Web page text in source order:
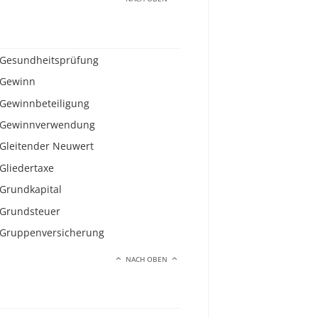
Gesundheitsprüfung
Gewinn
Gewinnbeteiligung
Gewinnverwendung
Gleitender Neuwert
Gliedertaxe
Grundkapital
Grundsteuer
Gruppenversicherung
NACH OBEN